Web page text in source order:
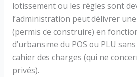
lotissement ou les règles sont
l’administration peut délivrer
(permis de construire) en
d’urbansime du POS ou PLU
cahier des charges (qui ne
privés).